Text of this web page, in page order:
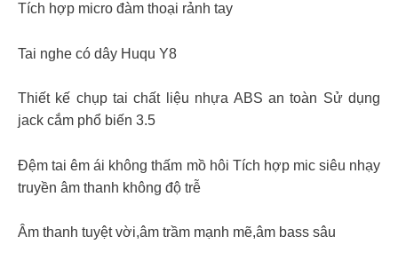
Tích hợp micro đàm thoại rảnh tay
Tai nghe có dây Huqu Y8
Thiết kế chụp tai chất liệu nhựa ABS an toàn Sử dụng
jack cắm phổ biến 3.5
Đệm tai êm ái không thấm mồ hôi Tích hợp mic siêu nhạy
truyền âm thanh không độ trễ
Âm thanh tuyệt vời,âm trầm mạnh mẽ,âm bass sâu